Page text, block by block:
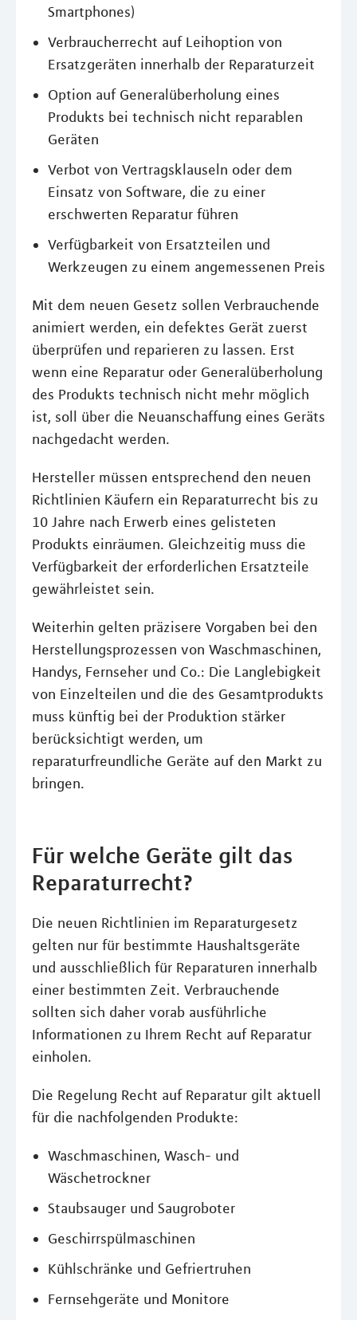
Smartphones)
Verbraucherrecht auf Leihoption von
Ersatzgeräten innerhalb der Reparaturzeit
Option auf Generalüberholung eines
Produkts bei technisch nicht reparablen
Geräten
Verbot von Vertragsklauseln oder dem
Einsatz von Software, die zu einer
erschwerten Reparatur führen
Verfügbarkeit von Ersatzteilen und
Werkzeugen zu einem angemessenen Preis
Mit dem neuen Gesetz sollen Verbrauchende
animiert werden, ein defektes Gerät zuerst
überprüfen und reparieren zu lassen. Erst
wenn eine Reparatur oder Generalüberholung
des Produkts technisch nicht mehr möglich
ist, soll über die Neuanschaffung eines Geräts
nachgedacht werden.
Hersteller müssen entsprechend den neuen
Richtlinien Käufern ein Reparaturrecht bis zu
10 Jahre nach Erwerb eines gelisteten
Produkts einräumen. Gleichzeitig muss die
Verfügbarkeit der erforderlichen Ersatzteile
gewährleistet sein.
Weiterhin gelten präzisere Vorgaben bei den
Herstellungsprozessen von Waschmaschinen,
Handys, Fernseher und Co.: Die Langlebigkeit
von Einzelteilen und die des Gesamtprodukts
muss künftig bei der Produktion stärker
berücksichtigt werden, um
reparaturfreundliche Geräte auf den Markt zu
bringen.
Für welche Geräte gilt das
Reparaturrecht?
Die neuen Richtlinien im Reparaturgesetz
gelten nur für bestimmte Haushaltsgeräte
und ausschließlich für Reparaturen innerhalb
einer bestimmten Zeit. Verbrauchende
sollten sich daher vorab ausführliche
Informationen zu Ihrem Recht auf Reparatur
einholen.
Die Regelung Recht auf Reparatur gilt aktuell
für die nachfolgenden Produkte:
Waschmaschinen, Wasch- und
Wäschetrockner
Staubsauger und Saugroboter
Geschirrspülmaschinen
Kühlschränke und Gefriertruhen
Fernsehgeräte und Monitore